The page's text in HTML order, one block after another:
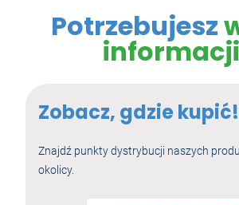
Potrzebujesz
informacji
Zobacz, gdzie kupić!
Znajdź punkty dystrybucji naszych
okolicy.